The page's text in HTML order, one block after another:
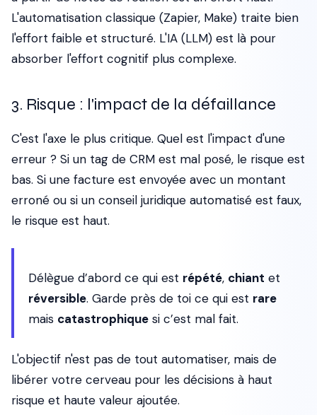
L'automatisation classique (Zapier, Make) traite bien
l'effort faible et structuré. L'IA (LLM) est là pour
absorber l'effort cognitif plus complexe.
3. Risque : l'impact de la défaillance
C'est l'axe le plus critique. Quel est l'impact d'une
erreur ? Si un tag de CRM est mal posé, le risque est
bas. Si une facture est envoyée avec un montant
erroné ou si un conseil juridique automatisé est faux,
le risque est haut.
Délègue d’abord ce qui est répété, chiant et
réversible. Garde près de toi ce qui est rare
mais catastrophique si c’est mal fait.
L'objectif n'est pas de tout automatiser, mais de
libérer votre cerveau pour les décisions à haut
risque et haute valeur ajoutée.